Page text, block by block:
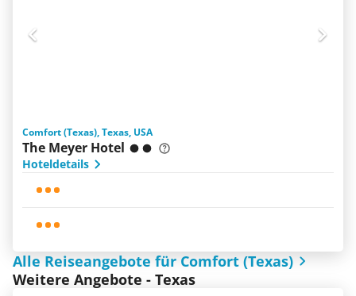
Comfort (Texas), Texas, USA
The Meyer Hotel
Hoteldetails
Alle Reiseangebote für Comfort (Texas)
Weitere Angebote - Texas